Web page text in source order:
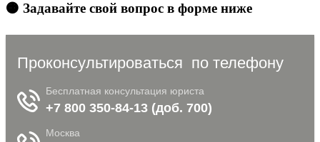
🟠 Задавайте свой вопрос в форме ниже